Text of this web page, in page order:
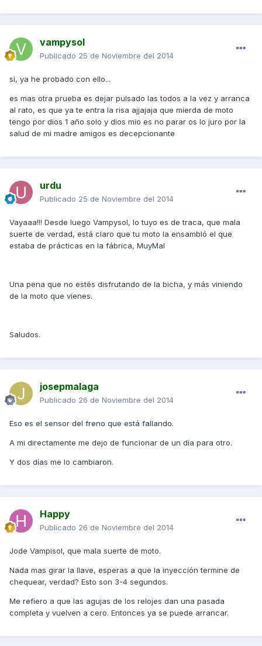
vampysol
Publicado 25 de Noviembre del 2014
si, ya he probado con ello...
es mas otra prueba es dejar pulsado las todos a la vez y arranca
al rato, es que ya te entra la risa ajjajaja que mierda de moto
tengo por dios 1 año solo y dios mio es no parar os lo juro por la
salud de mi madre amigos es decepcionante
urdu
Publicado 25 de Noviembre del 2014
Vayaaa!!! Desde luego Vampysol, lo tuyo es de traca, que mala
suerte de verdad, está claro que tu moto la ensambló el que
estaba de prácticas en la fábrica, MuyMal
Una pena que no estés disfrutando de la bicha, y más viniendo
de la moto que vienes.
Saludos.
josepmalaga
Publicado 26 de Noviembre del 2014
Eso es el sensor del freno que está fallando.
A mi directamente me dejo de funcionar de un día para otro.
Y dos días me lo cambiaron.
Happy
Publicado 26 de Noviembre del 2014
Jode Vampisol, que mala suerte de moto.
Nada mas girar la llave, esperas a que la inyección termine de
chequear, verdad? Esto son 3-4 segundos.
Me refiero a que las agujas de los relojes dan una pasada
completa y vuelven a cero. Entonces ya se puede arrancar.